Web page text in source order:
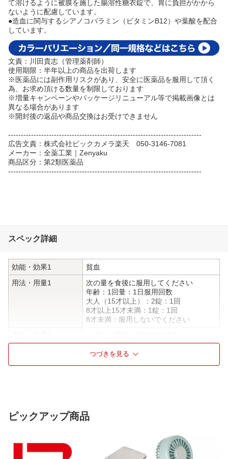
て溶けるように被膜を施した腸溶性糖衣錠で、胃に負担がかから
ないように配慮しています。
●造血に関与するシアノコバラミン（ビタミンB12）や葉酸を配合
しています。
文責：川田貴志（管理薬剤師）
使用期限：半年以上の商品を出荷します
※医薬品には副作用リスクがあり、安全に医薬品を服用して頂く
為、お求め頂ける数量を制限しております
※増量キャンペーンやパッケージリニューアル等で掲載画像とは
異なる場合があります
※開封後の返品や商品交換はお受けできません
----------------------------------------------------------------------------
広告文責：株式会社ビックカメラ楽天 050-3146-7081
メーカー：全薬工業｜Zenyaku
商品区分：第2類医薬品
----------------------------------------------------------------------------
スペック詳細
効能・効果1
貧血
用法・用量1
次の量を食後に服用してください
年齢：1回量：1日服用回数
大人（15才以上）：2錠：1回
8才以上15才未満：1錠：1回
8才未満：服用しないでください
（1）用法・用量を厳守してください
（2）服用の前後30分はお茶・コーヒー
溶性ピロリン酸第二鉄 79.5mg、シア
ノコバラミン（ビタミンB12） 50μg、
葉酸 2mg
つづきを見る
ピックアップ商品